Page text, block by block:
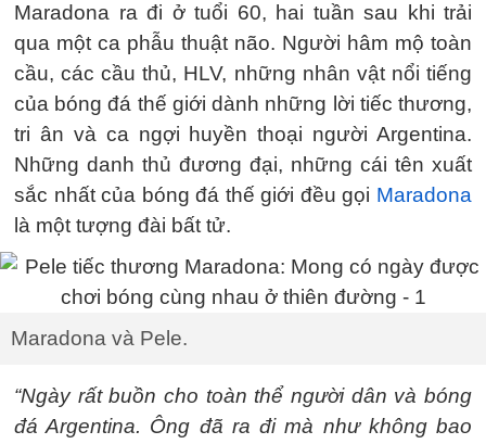
Maradona ra đi ở tuổi 60, hai tuần sau khi trải
qua một ca phẫu thuật não. Người hâm mộ toàn
cầu, các cầu thủ, HLV, những nhân vật nổi tiếng
của bóng đá thế giới dành những lời tiếc thương,
tri ân và ca ngợi huyền thoại người Argentina.
Những danh thủ đương đại, những cái tên xuất
sắc nhất của bóng đá thế giới đều gọi Maradona
là một tượng đài bất tử.
Maradona và Pele.
“Ngày rất buồn cho toàn thể người dân và bóng
đá Argentina. Ông đã ra đi mà như không bao